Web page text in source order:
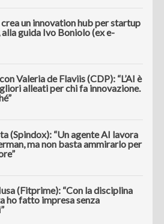
un innovation hub per startup
alla guida Ivo Boniolo (ex e-
Valeria de Flaviis (CDP): “L’AI è
alleati per chi fa innovazione.
(Spindox): “Un agente AI lavora
ma non basta ammirarlo per
(Fitprime): “Con la disciplina
ho fatto impresa senza